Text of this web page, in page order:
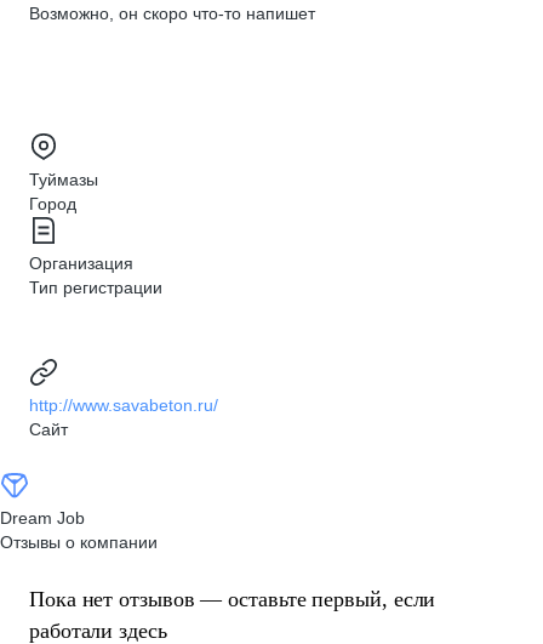
Возможно, он скоро что‑то напишет
Туймазы
Город
Организация
Тип регистрации
http://www.savabeton.ru/
Сайт
Dream Job
Отзывы о компании
Пока нет отзывов — оставьте первый, если
работали здесь